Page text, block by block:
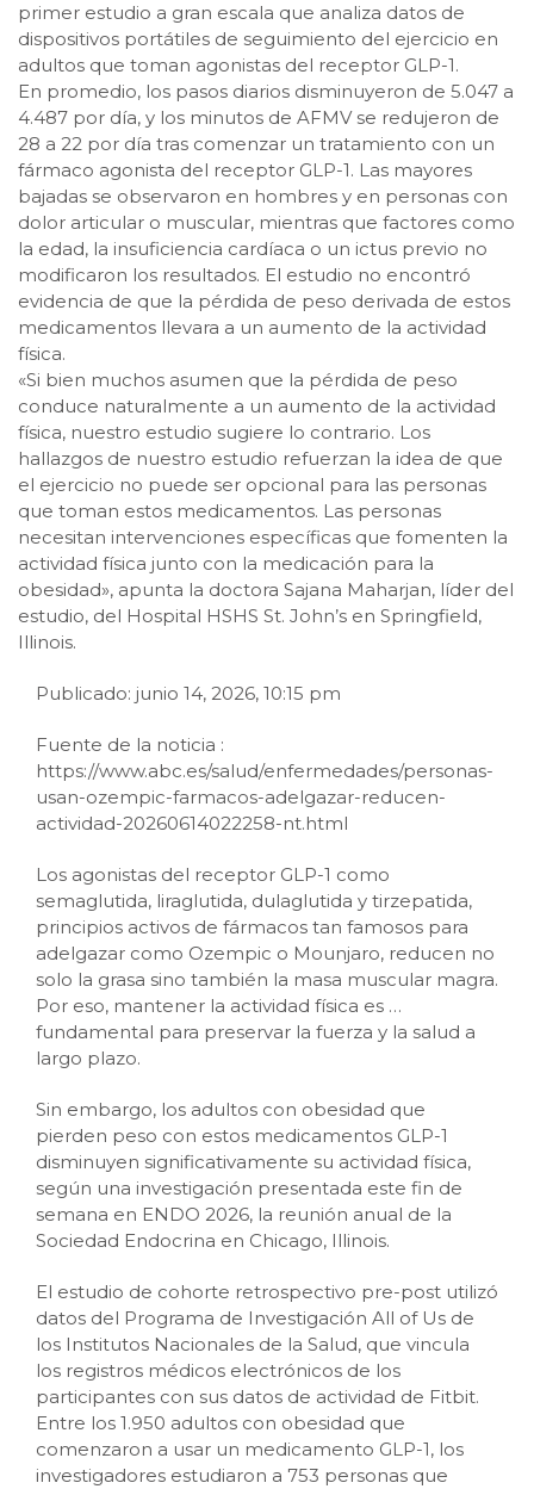
primer estudio a gran escala que analiza datos de
dispositivos portátiles de seguimiento del ejercicio en
adultos que toman agonistas del receptor GLP-1.
En promedio, los pasos diarios disminuyeron de 5.047 a
4.487 por día, y los minutos de AFMV se redujeron de
28 a 22 por día tras comenzar un tratamiento con un
fármaco agonista del receptor GLP-1. Las mayores
bajadas se observaron en hombres y en personas con
dolor articular o muscular, mientras que factores como
la edad, la insuficiencia cardíaca o un ictus previo no
modificaron los resultados. El estudio no encontró
evidencia de que la pérdida de peso derivada de estos
medicamentos llevara a un aumento de la actividad
física.
«Si bien muchos asumen que la pérdida de peso
conduce naturalmente a un aumento de la actividad
física, nuestro estudio sugiere lo contrario. Los
hallazgos de nuestro estudio refuerzan la idea de que
el ejercicio no puede ser opcional para las personas
que toman estos medicamentos. Las personas
necesitan intervenciones específicas que fomenten la
actividad física junto con la medicación para la
obesidad», apunta la doctora Sajana Maharjan, líder del
estudio, del Hospital HSHS St. John’s en Springfield,
Illinois.
Publicado: junio 14, 2026, 10:15 pm
Fuente de la noticia :
https://www.abc.es/salud/enfermedades/personas-
usan-ozempic-farmacos-adelgazar-reducen-
actividad-20260614022258-nt.html
Los agonistas del receptor GLP-1 como
semaglutida, liraglutida, dulaglutida y tirzepatida,
principios activos de fármacos tan famosos para
adelgazar como Ozempic o Mounjaro, reducen no
solo la grasa sino también la masa muscular magra.
Por eso, mantener la actividad física es …
fundamental para preservar la fuerza y la salud a
largo plazo.
Sin embargo, los adultos con obesidad que
pierden peso con estos medicamentos GLP-1
disminuyen significativamente su actividad física,
según una investigación presentada este fin de
semana en ENDO 2026, la reunión anual de la
Sociedad Endocrina en Chicago, Illinois.
El estudio de cohorte retrospectivo pre-post utilizó
datos del Programa de Investigación All of Us de
los Institutos Nacionales de la Salud, que vincula
los registros médicos electrónicos de los
participantes con sus datos de actividad de Fitbit.
Entre los 1.950 adultos con obesidad que
comenzaron a usar un medicamento GLP-1, los
investigadores estudiaron a 753 personas que